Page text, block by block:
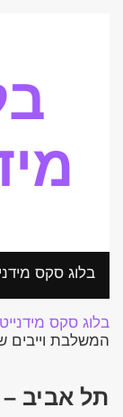
בלוג סקס
בלוג סקס
המשלבת וייבים
תל אביב